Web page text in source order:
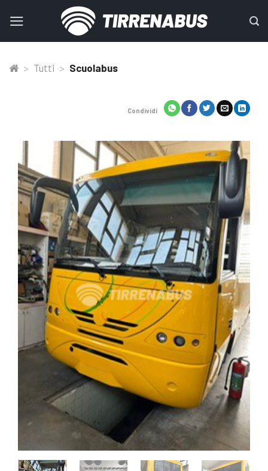
content
> Tutti > Scuolabus
Condividi